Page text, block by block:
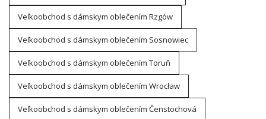
Veľkoobchod s dámskym oblečením Rzgów
Veľkoobchod s dámskym oblečením Sosnowiec
Veľkoobchod s dámskym oblečením Toruň
Veľkoobchod s dámskym oblečením Wrocław
Veľkoobchod s dámskym oblečením Čenstochová